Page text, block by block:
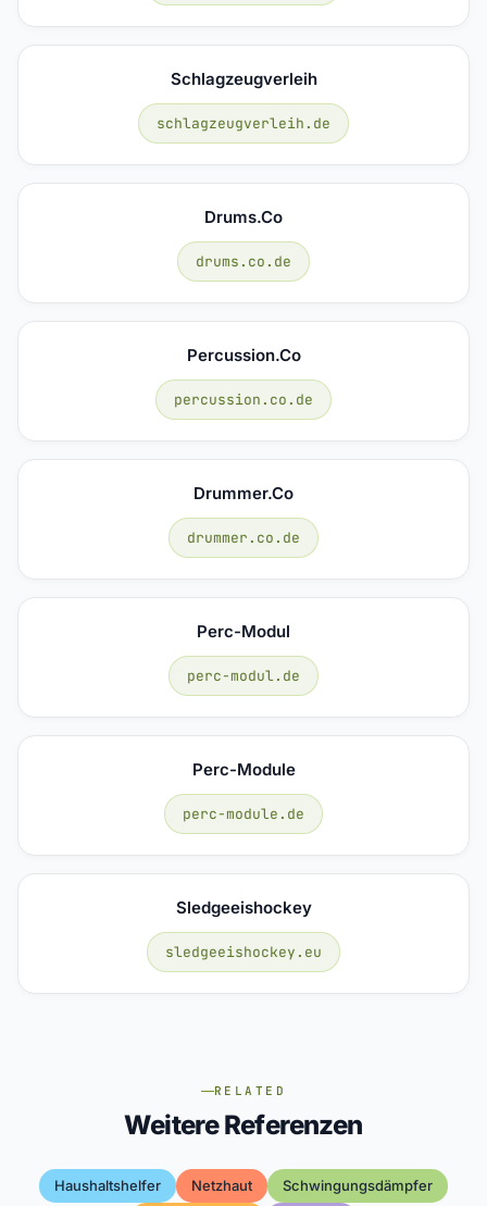
Schlagzeugverleih
schlagzeugverleih.de
Drums.co
drums.co.de
Percussion.co
percussion.co.de
Drummer.co
drummer.co.de
Perc-Modul
perc-modul.de
Perc-Module
perc-module.de
Sledgeeishockey
sledgeeishockey.eu
RELATED
Weitere Referenzen
Haushaltshelfer Netzhaut Schwingungsdämpfer